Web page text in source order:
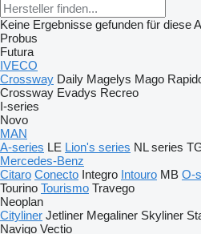
Keine Ergebnisse gefunden für diese
Probus
Futura
IVECO
Crossway Daily Magelys Mago
Crossway Evadys Recreo
I-series
Novo
MAN
A-series LE Lion's series NL series
Mercedes-Benz
Citaro Conecto Integro Intouro MB O-
Tourino Tourismo Travego
Neoplan
Cityliner Jetliner Megaliner Skyliner
Navigo Vectio